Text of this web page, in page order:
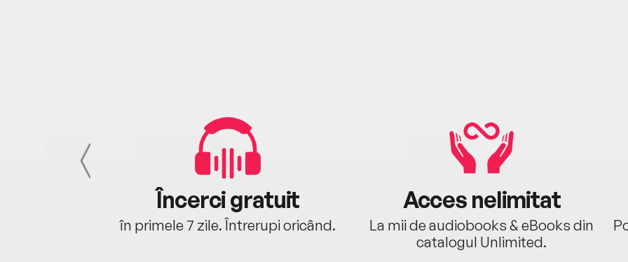
Încerci gratuit
în primele 7 zile. Întrerupi oricând.
Acces nelimitat
La mii de audiobooks & eBooks din
catalogul Unlimited.